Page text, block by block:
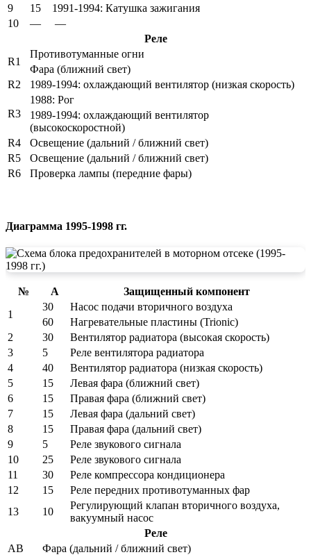
9
15
1991-1994: Катушка зажигания
10
—
—
Реле
R1
Противотуманные огни
Фара (ближний свет)
R2
1989-1994: охлаждающий вентилятор (низкая скорость)
R3
1988: Рог
1989-1994: охлаждающий вентилятор
(высокоскоростной)
R4
Освещение (дальний / ближний свет)
R5
Освещение (дальний / ближний свет)
R6
Проверка лампы (передние фары)
Диаграмма 1995-1998 гг.
№ А
Защищенный компонент
1
30
Насос подачи вторичного воздуха
60
Нагревательные пластины (Trionic)
2
30
Вентилятор радиатора (высокая скорость)
3
5
Реле вентилятора радиатора
4
40
Вентилятор радиатора (низкая скорость)
5
15
Левая фара (ближний свет)
6
15
Правая фара (ближний свет)
7
15
Левая фара (дальний свет)
8
15
Правая фара (дальний свет)
9
5
Реле звукового сигнала
10
25
Реле звукового сигнала
11
30
Реле компрессора кондиционера
12
15
Реле передних противотуманных фар
13
10
Регулирующий клапан вторичного воздуха,
вакуумный насос
Реле
AB
Фара (дальний / ближний свет)